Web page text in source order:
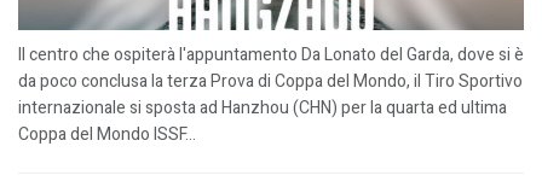
Il centro che ospiterà l'appuntamento Da Lonato del Garda, dove si è
da poco conclusa la terza Prova di Coppa del Mondo, il Tiro Sportivo
internazionale si sposta ad Hanzhou (CHN) per la quarta ed ultima
Coppa del Mondo ISSF...